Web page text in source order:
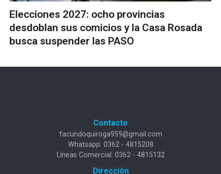
Elecciones 2027: ocho provincias
desdoblan sus comicios y la Casa Rosada
busca suspender las PASO
Contacto
facundoquiroga959@gmail.com
Whatsapp: 0362 - 4815208
Líneas Comercial: 0362 - 4815132
Dirección